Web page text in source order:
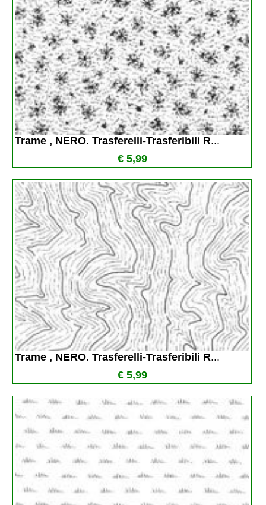
Trame , NERO. Trasferelli-Trasferibili R...
€ 5,99
Trame , NERO. Trasferelli-Trasferibili R...
€ 5,99